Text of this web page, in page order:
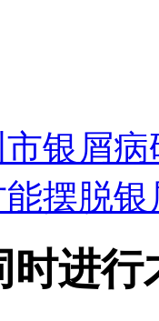
银屑病
摆脱银
时进